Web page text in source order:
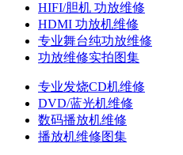
HIFI/胆机 功放维修
HDMI 功放机维修
专业舞台纯功放维修
功放维修实拍图集
专业发烧CD机维修
DVD/蓝光机维修
数码播放机维修
播放机维修图集